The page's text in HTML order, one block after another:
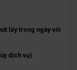
lấy trong ngày với
dịch vụ)